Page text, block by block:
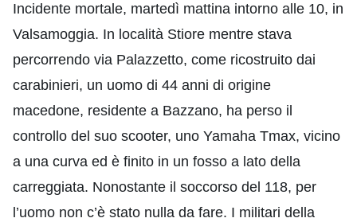
Incidente mortale, martedì mattina intorno alle 10, in
Valsamoggia. In località Stiore mentre stava
percorrendo via Palazzetto, come ricostruito dai
carabinieri, un uomo di 44 anni di origine
macedone, residente a Bazzano, ha perso il
controllo del suo scooter, uno Yamaha Tmax, vicino
a una curva ed è finito in un fosso a lato della
carreggiata. Nonostante il soccorso del 118, per
l’uomo non c’è stato nulla da fare. I militari della